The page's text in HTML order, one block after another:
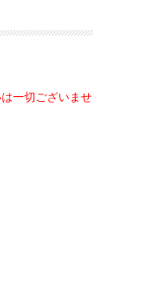
一切ございませ